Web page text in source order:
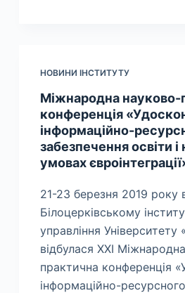
НОВИНИ ІНСТИТУТУ
Міжнародна науково-
конференція
інформаційно-
забезпечення освіти і
умовах
21-23 березня 2019 року
Білоцерківському
управління Університету
відбулася XXI
практична конференція
інформаційно-